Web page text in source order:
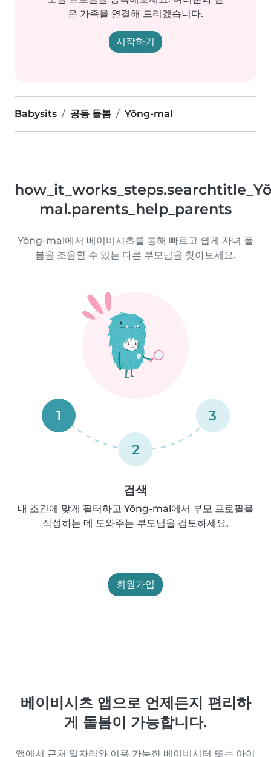
은 가족을 연결해 드리겠습니다.
시작하기
Babysits 공동 돌봄 Yŏng-mal
mal.parents_help_parents
Yŏng-mal에서 베이비시츠를 통해 빠르고 쉽게 자녀 돌
봄을 조율할 수 있는 다른 부모님을 찾아보세요.
1
2
3
검색
내 조건에 맞게 필터하고 Yŏng-mal에서 부모 프로필을
작성하는 데 도와주는 부모님을 검토하세요.
회원가입
베이비시츠 앱으로 언제든지 편리하
게 돌봄이 가능합니다.
앱에서 근처 일자리와 이용 가능한 베이비시터 또는 아이